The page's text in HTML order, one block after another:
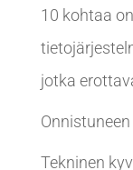
10 kohtaa
jotka
Tekninen